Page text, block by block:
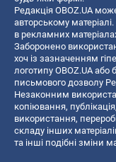
Редакція OBOZ.UA
авторському матеріалі.
в рекламних
Заборонено
хоч із зазначенням
логотипу OBOZ.UA або
письмового дозволу
Незаконним
копiювання,
використання,
складу інших
та інші подібні зміни